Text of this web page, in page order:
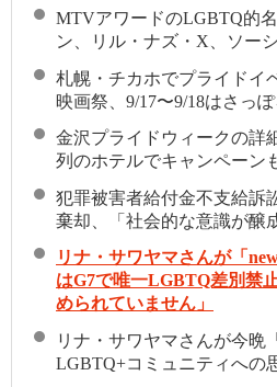
MTVアワードのLGBTQ的
ン、リル・ナズ・X、ソー
札幌・チカホでプライドイ
映画祭、9/17〜9/18はさっ
金沢プライドウィークの詳
列のホテルでキャンペーン
犯罪被害者給付金不支給訴
棄却、「社会的な意識が
リナ・サワヤマさんが「
はG7で唯一LGBTQ差別禁
められていません」
リナ・サワヤマさんが今晩
LGBTQ+コミュニティへの